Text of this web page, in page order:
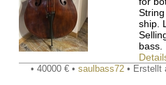
ship.
bass.
• 40000 € • saulbass72 • Erstellt